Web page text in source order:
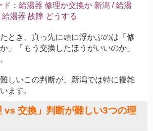
ド：給湯器 修理か交換か 新潟 / 給湯
湯器 故障 どうする
とき、真っ先に頭に浮かぶのは「修
」「もう交換したほうがいいのか」
しいこの判断が、新潟では特に複雑
ます。
vs 交換」判断が難しい3つの理